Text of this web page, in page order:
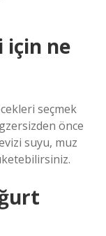
için ne
seçmek
önce
suyu, muz